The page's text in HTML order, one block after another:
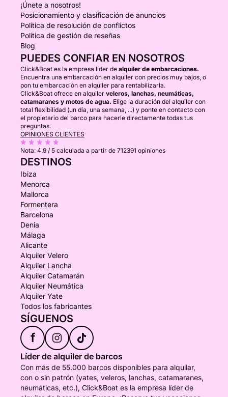
¡Únete a nosotros!
Posicionamiento y clasificación de anuncios
Política de resolución de conflictos
Política de gestión de reseñas
Blog
PUEDES CONFIAR EN NOSOTROS
Click&Boat es la empresa líder de alquiler de embarcaciones.
Encuentra una embarcación en alquiler con precios muy bajos, o
pon tu embarcación en alquiler para rentabilizarla.
Click&Boat ofrece en alquiler veleros, lanchas, neumáticas,
catamaranes y motos de agua. Elige la duración del alquiler con
total flexibilidad (un día, una semana, ...) y ponte en contacto con
el propietario del barco para hacerle directamente todas tus
preguntas.
OPINIONES CLIENTES
Nota: 4.9 / 5 calculada a partir de 712391 opiniones
DESTINOS
Ibiza
Menorca
Mallorca
Formentera
Barcelona
Denia
Málaga
Alicante
Alquiler Velero
Alquiler Lancha
Alquiler Catamarán
Alquiler Neumática
Alquiler Yate
Todos los fabricantes
SÍGUENOS
f
Líder de alquiler de barcos
Con más de 55.000 barcos disponibles para alquilar,
con o sin patrón (yates, veleros, lanchas, catamaranes,
neumáticas, etc.), Click&Boat es la empresa líder de